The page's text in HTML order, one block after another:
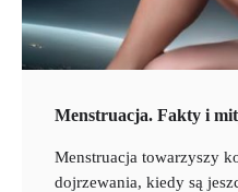
Menstruacja. Fakty i
Menstruacja towarzyszy
dojrzewania, kiedy są